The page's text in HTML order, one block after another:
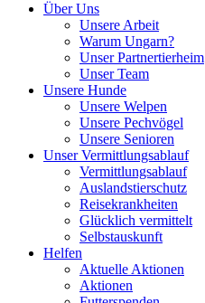
Über Uns
Unsere Arbeit
Warum Ungarn?
Unser Partnertierheim
Unser Team
Unsere Hunde
Unsere Welpen
Unsere Pechvögel
Unsere Senioren
Unser Vermittlungsablauf
Vermittlungsablauf
Auslandstierschutz
Reisekrankheiten
Glücklich vermittelt
Selbstauskunft
Helfen
Aktuelle Aktionen
Aktionen